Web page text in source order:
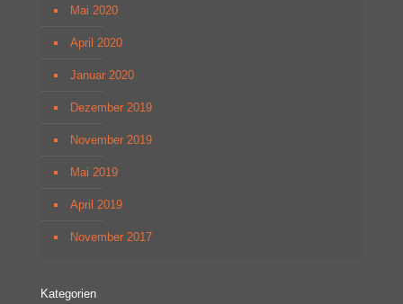
Mai 2020
April 2020
Januar 2020
Dezember 2019
November 2019
Mai 2019
April 2019
November 2017
Kategorien